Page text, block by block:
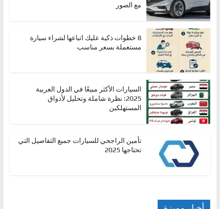
مع الصور
8 خطوات ذكية عليك اتباعها لشراء سيارة
مستعملة بسعر مناسب
السيارات الأكثر مبيعًا في الدول العربية
2025: نظرة شاملة وتحليل لأذواق
المستهلكين
تأمين الراجحي للسيارات جميع التفاصيل التي
تحتاجها 2025